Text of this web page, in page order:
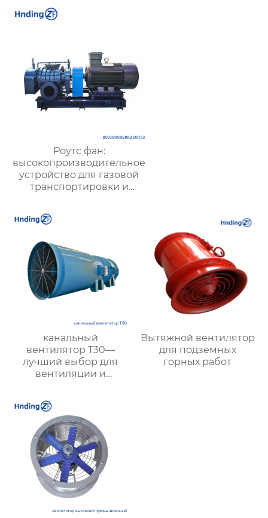
долговечность для
промышленных
Роутс фан:
высокопроизводительное
устройство для газовой
транспортировки и
преимущества,
применение и
канальный
вентилятор T30—
лучший выбор для
вентиляции и
заводах, складах и
офисах, эффективный
и надежный
Вытяжной вентилятор
для подземных
горных работ